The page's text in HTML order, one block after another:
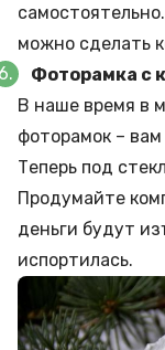
можно сделать
Фоторамка с
В наше время в
фоторамок –
Теперь под
Продумайте
деньги будут
испортилась.